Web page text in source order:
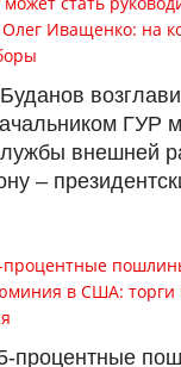
ГУР
внешней
–
процентные